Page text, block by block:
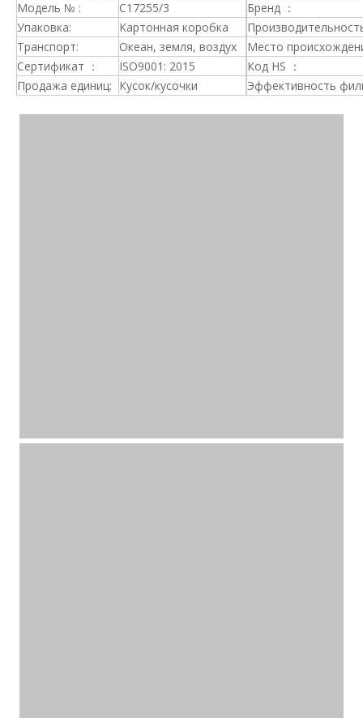
Модель № :
C17255/3
Бренд ：
Упаковка:
Картонная коробка
Транспорт:
Океан, земля, воздух
Место
Сертификат ：
ISO9001: 2015
Код HS ：
Продажа единиц: Кусок/кусочки Эффективность